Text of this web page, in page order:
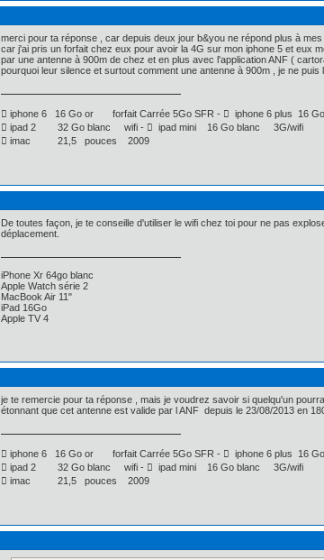
merci pour ta réponse , car depuis deux jour b&you ne répond plus à mes
car j'ai pris un forfait chez eux pour avoir la 4G sur mon iphone 5 et eux
par une antenne à 900m de chez et en plus avec l'application ANF (
pourquoi leur silence et surtout comment une antenne à 900m , je ne puis
 iphone 6 16 Go or forfait Carrée 5Go SFR -  iphone 6 plus 16
 ipad 2 32 Go blanc wifi -  ipad mini 16 Go blanc 3G/wifi
 imac 21,5 pouces 2009
De toutes façon, je te conseille d'utiliser le wifi chez toi pour ne pas
déplacement.
iPhone Xr 64go blanc
Apple Watch série 2
MacBook Air 11"
iPad 16Go
Apple TV 4
je te remercie pour ta réponse , mais je voudrez savoir si quelqu'un
étonnant que cet antenne est valide par l ANF depuis le 23/08/2013 en
 iphone 6 16 Go or forfait Carrée 5Go SFR -  iphone 6 plus 16
 ipad 2 32 Go blanc wifi -  ipad mini 16 Go blanc 3G/wifi
 imac 21,5 pouces 2009